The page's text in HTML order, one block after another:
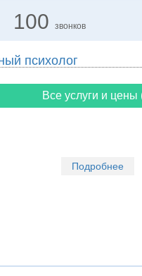
100звонков
психолог
Все услуги и цены
Подробнее